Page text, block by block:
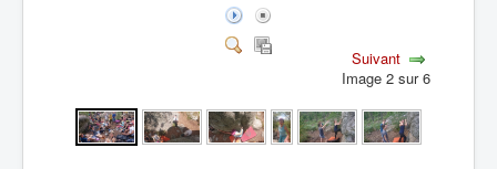
Suivant
Image 2 sur 6